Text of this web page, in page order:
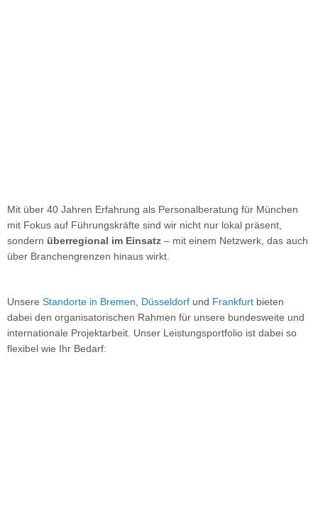
Mit über 40 Jahren Erfahrung als Personalberatung für München
mit Fokus auf Führungskräfte sind wir nicht nur lokal präsent,
sondern überregional im Einsatz – mit einem Netzwerk, das auch
über Branchengrenzen hinaus wirkt.
Unsere Standorte in Bremen, Düsseldorf und Frankfurt bieten
dabei den organisatorischen Rahmen für unsere bundesweite und
internationale Projektarbeit. Unser Leistungsportfolio ist dabei so
flexibel wie Ihr Bedarf: